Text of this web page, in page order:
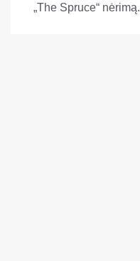
„The Spruce“ nėrimą.